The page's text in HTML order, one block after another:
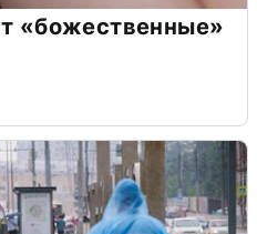
«божественные»